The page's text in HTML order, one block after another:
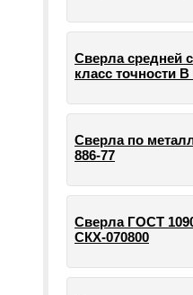
Сверла средней
класс точности В
Сверла по
886-77
Сверла ГОСТ
СКХ-070800